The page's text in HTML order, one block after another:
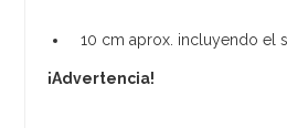
10 cm aprox. incluyendo el
¡Advertencia!